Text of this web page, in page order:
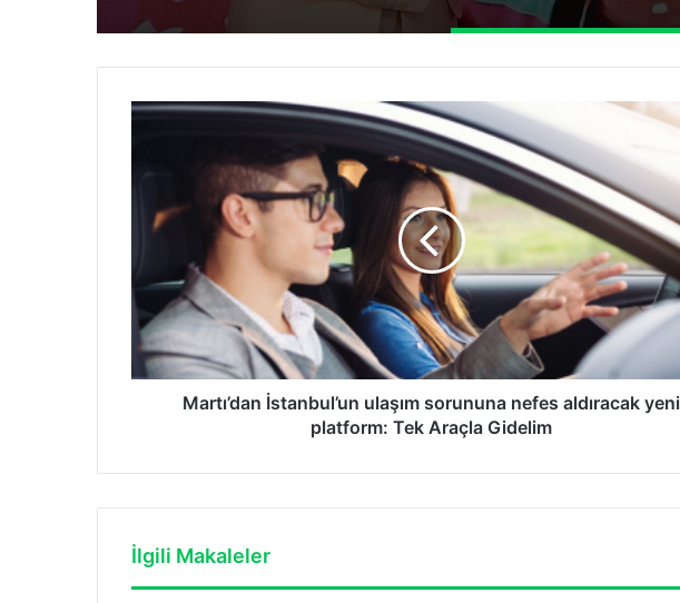
Martı’dan
nefes
aldıracak
Araçla
Gidelim
Martı’dan İstanbul’un ulaşım sorununa nefes aldıracak yeni
platform: Tek Araçla Gidelim
İlgili Makaleler